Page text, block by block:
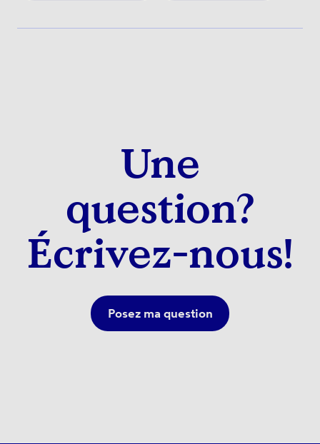
Une
question?
Écrivez-nous!
Posez ma question